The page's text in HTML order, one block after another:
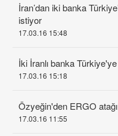
İran’dan iki banka
istiyor
17.03.16 15:48
İki İranlı banka
17.03.16 15:18
Özyeğin'den ERGO
17.03.16 11:55